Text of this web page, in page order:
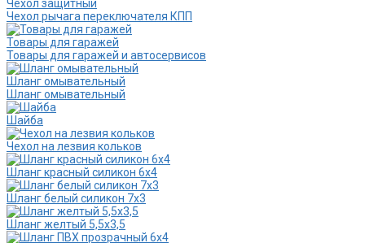
Чехол защитный
Чехол рычага переключателя КПП
Товары для гаражей
Товары для гаражей и автосервисов
Шланг омывательный
Шланг омывательный
Шайба
Чехол на лезвия кольков
Шланг красный силикон 6х4
Шланг белый силикон 7х3
Шланг желтый 5,5х3,5